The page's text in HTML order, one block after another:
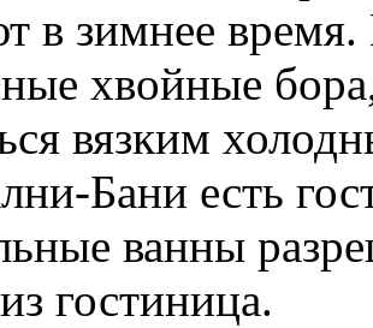
в зимнее
хвойные
вязким
Бани есть
ванны
гостиница.